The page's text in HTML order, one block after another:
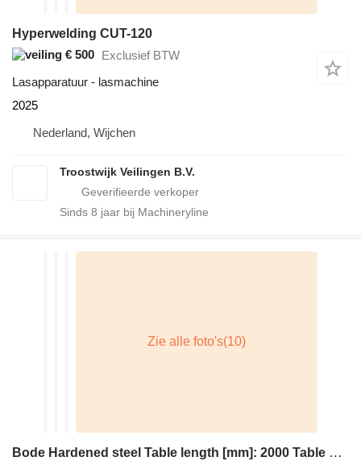
Hyperwelding CUT-120
€ 500 Exclusief BTW
Lasapparatuur - lasmachine
2025
Nederland, Wijchen
Troostwijk Veilingen B.V.
Sinds 8 jaar bij Machineryline
Bode Hardened steel Table length [mm]: 2000 Table width [mm]: 1000 Ta